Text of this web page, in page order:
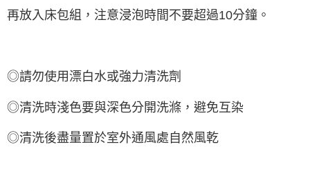
再放入床包組，注意浸泡時間不要超過10分鐘。
◎請勿使用漂白水或強力清洗劑
◎清洗時淺色要與深色分開洗滌，避免互染
◎清洗後盡量置於室外通風處自然風乾